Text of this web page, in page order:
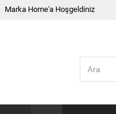
Marka Home'a Hoşgeldiniz